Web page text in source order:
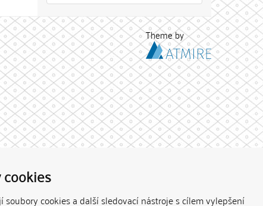
cookies a další sledovací nástroje s cílem vylepšení
Theme by